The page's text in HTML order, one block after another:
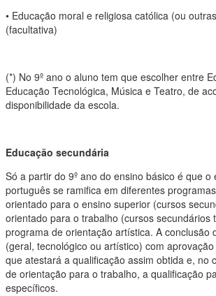
• Educação moral e religiosa católica (ou
(facultativa)
(*) No 9º ano o aluno tem que escolher entre
Educação Tecnológica, Música e Teatro, de
disponibilidade da escola.
Educação secundária
Só a partir do 9º ano do ensino básico é que o
português se ramifica em diferentes
orientado para o ensino superior (cursos
orientado para o trabalho (cursos secundários
programa de orientação artística. A conclusão
(geral, tecnológico ou artístico) com
que atestará a qualificação assim obtida e, no
de orientação para o trabalho, a qualificação
específicos.